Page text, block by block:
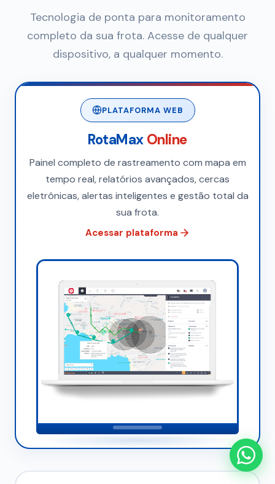
Tecnologia de ponta para monitoramento
completo da sua frota. Acesse de qualquer
dispositivo, a qualquer momento.
PLATAFORMA WEB
RotaMax Online
Painel completo de rastreamento com mapa em
tempo real, relatórios avançados, cercas
eletrônicas, alertas inteligentes e gestão total da
sua frota.
Acessar plataforma